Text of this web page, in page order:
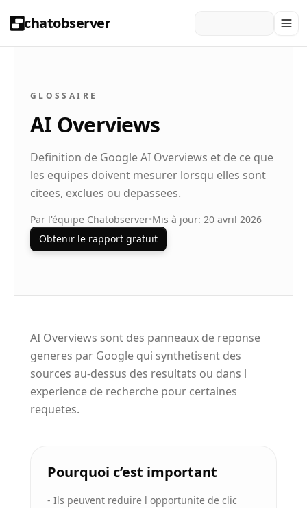
chatobserver
GLOSSAIRE
AI Overviews
Definition de Google AI Overviews et de ce que
les equipes doivent mesurer lorsqu elles sont
citees, exclues ou depassees.
Par l'équipe Chatobserver•Mis à jour: 20 avril 2026
Obtenir le rapport gratuit
AI Overviews sont des panneaux de reponse
generes par Google qui synthetisent des
sources au-dessus des resultats ou dans l
experience de recherche pour certaines
requetes.
Pourquoi c’est important
- Ils peuvent reduire l opportunite de clic